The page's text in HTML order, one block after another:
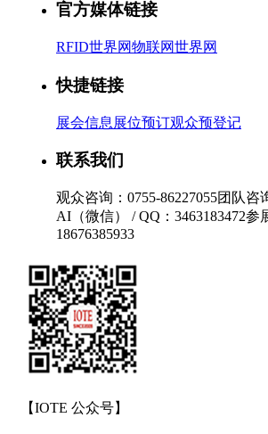
官方媒体链接
RFID世界网物联网世界网
快捷链接
展会信息 展位预订观众预登记
联系我们
观众咨询：0755-86227055团队咨
AI（微信） / QQ：3463183472参
18676385933
【IOTE 公众号】